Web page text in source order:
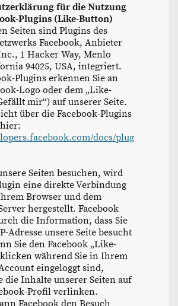
für die Nutzung
Plugins (Like-Button)
Seiten sind Plugins des
Facebook, Anbieter
1 Hacker Way, Menlo
94025, USA, integriert.
Plugins erkennen Sie an
Logo oder dem „Like-
mir“) auf unserer Seite.
über die Facebook-Plugins
docs/plug
Seiten besuchen, wird
eine direkte Verbindung
Browser und dem
hergestellt. Facebook
die Information, dass Sie
Adresse unsere Seite besucht
Sie den Facebook „Like-
während Sie in Ihrem
eingeloggt sind,
die Inhalte unserer Seiten auf
Profil verlinken.
Facebook den Besuch